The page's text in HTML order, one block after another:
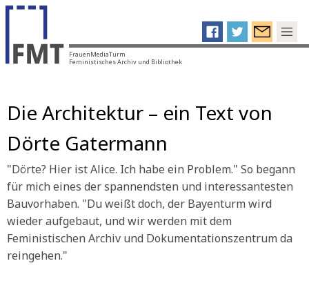
FrauenMediaTurm
Feministisches Archiv und Bibliothek
Die Architektur – ein Text von
Dörte Gatermann
"Dörte? Hier ist Alice. Ich habe ein Problem." So begann
für mich eines der spannendsten und interessantesten
Bauvorhaben. "Du weißt doch, der Bayenturm wird
wieder aufgebaut, und wir werden mit dem
Feministischen Archiv und Dokumentationszentrum da
reingehen."